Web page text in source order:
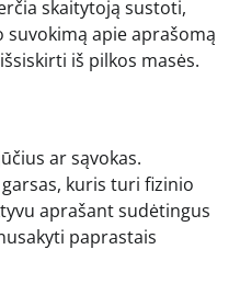
skaitytoją sustoti,
apie aprašomą
iš pilkos masės.
ar sąvokas.
garsas, kuris turi fizinio
aprašant sudėtingus
paprastais